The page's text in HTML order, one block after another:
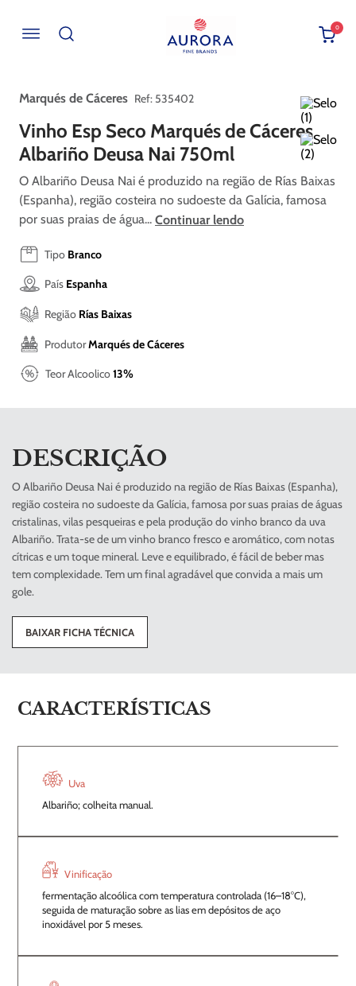
0
Marqués de Cáceres
: 535402
Vinho Esp Seco Marqués de Cáceres
Albariño Deusa Nai 750ml
O Albariño Deusa Nai é produzido na região de Rías Baixas
(Espanha), região costeira no sudoeste da Galícia, famosa
por suas praias de água... Continuar lendo
Tipo Branco
País Espanha
Região Rías Baixas
ProdutorMarqués de Cáceres
Teor Alcoolico13%
DESCRIÇÃO
O Albariño Deusa Nai é produzido na região de Rías Baixas (Espanha),
região costeira no sudoeste da Galícia, famosa por suas praias de águas
cristalinas, vilas pesqueiras e pela produção do vinho branco da uva
Albariño. Trata-se de um vinho branco fresco e aromático, com notas
cítricas e um toque mineral. Leve e equilibrado, é fácil de beber mas
tem complexidade. Tem um final agradável que convida a mais um
gole.
BAIXAR FICHA TÉCNICA
CARACTERÍSTICAS
Uva
Albariño; colheita manual.
Vinificação
fermentação alcoólica com temperatura controlada (16–18°C),
seguida de maturação sobre as lias em depósitos de aço
inoxidável por 5 meses.